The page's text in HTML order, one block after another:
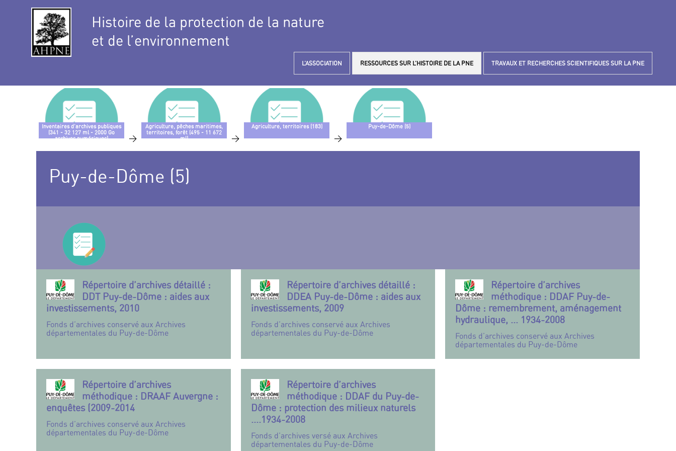
Histoire de la protection de la nature
et de l’environnement
L’ASSOCIATION RESSOURCES SUR L’HISTOIRE DE LA PNE TRAVAUX ET RECHERCHES SCIENTIFIQUES SUR LA PNE
Inventaires d’archives publiques
(341 - 32 127 ml - 2000 Go
archives numériques)
>
Agriculture, pêches maritimes,
territoires, forêt (495 - 11 672
ml)
>
Agriculture, territoires (183)
>
Puy-de-Dôme (5)
Puy-de-Dôme (5)
Répertoire d’archives détaillé :
DDT Puy-de-Dôme : aides aux
investissements, 2010
Fonds d’archives conservé aux Archives
départementales du Puy-de-Dôme
Répertoire d’archives détaillé :
DDEA Puy-de-Dôme : aides aux
investissements, 2009
Fonds d’archives conservé aux Archives
départementales du Puy-de-Dôme
Répertoire d’archives
méthodique : DDAF Puy-de-
Dôme : remembrement, aménagement
hydraulique, ... 1934-2008
Fonds d’archives conservé aux Archives
départementales du Puy-de-Dôme
Répertoire d’archives
méthodique : DRAAF Auvergne :
enquêtes (2009-2014
Fonds d’archives conservé aux Archives
départementales du Puy-de-Dôme
Répertoire d’archives
méthodique : DDAF du Puy-de-
Dôme : protection des milieux naturels
....1934-2008
Fonds d’archives versé aux Archives
départementales du Puy-de-Dôme